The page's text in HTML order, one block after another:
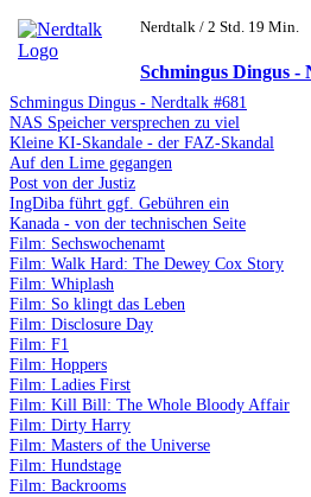
Nerdtalk / 2 Std. 19 Min.
Schmingus Dingus -
Schmingus Dingus - Nerdtalk #681
NAS Speicher versprechen zu viel
Kleine KI-Skandale - der FAZ-Skandal
Auf den Lime gegangen
Post von der Justiz
IngDiba führt ggf. Gebühren ein
Kanada - von der technischen Seite
Film: Sechswochenamt
Film: Walk Hard: The Dewey Cox Story
Film: Whiplash
Film: So klingt das Leben
Film: Disclosure Day
Film: F1
Film: Hoppers
Film: Ladies First
Film: Kill Bill: The Whole Bloody Affair
Film: Dirty Harry
Film: Masters of the Universe
Film: Hundstage
Film: Backrooms